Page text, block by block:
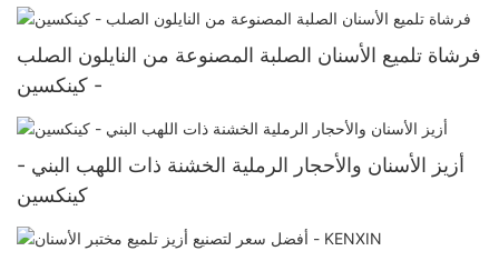
فرشاة تلميع الأسنان الصلبة المصنوعة من النايلون الصلب
- كينكسين
أزيز الأسنان والأحجار الرملية الخشنة ذات اللهب البني -
كينكسين